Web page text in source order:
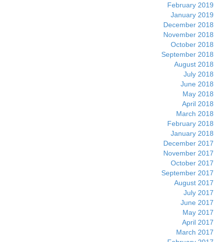
February 2019
January 2019
December 2018
November 2018
October 2018
September 2018
August 2018
July 2018
June 2018
May 2018
April 2018
March 2018
February 2018
January 2018
December 2017
November 2017
October 2017
September 2017
August 2017
July 2017
June 2017
May 2017
April 2017
March 2017